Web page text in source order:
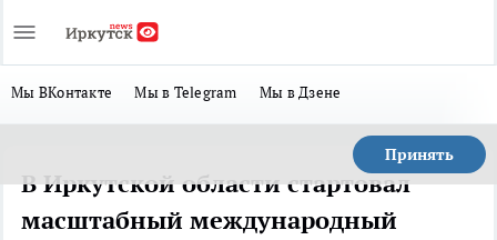
Мы ВКонтакте Мы в Telegram Мы в Дзене
Принять
В Иркутской области стартовал
масштабный международный